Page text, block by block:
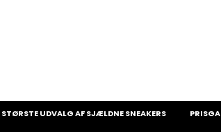
UDVALG AF SJÆLDNE SNEAKERS PRISGARANTI